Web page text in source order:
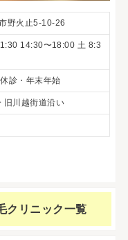
野火止5-10-26
14:30〜18:00 土 8:3
診・年末年始
旧川越街道沿い
クリニック一覧